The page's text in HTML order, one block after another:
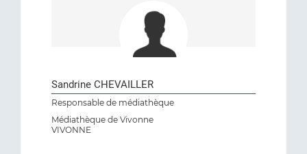
Sandrine CHEVAILLER
Responsable de médiathèque
Médiathèque de Vivonne
VIVONNE